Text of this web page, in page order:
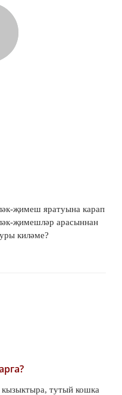
җимеш яратуына карап
җимешләр арасыннан
киләме?
тутый кошка